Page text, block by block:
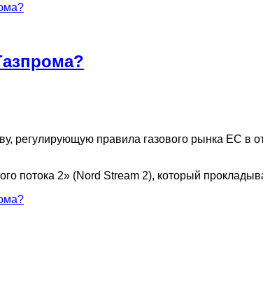
регулирующую правила газового рынка ЕС в
потока 2» (Nord Stream 2), который